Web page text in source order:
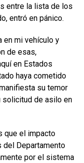
entre la lista de los
entró en pánico.
en mi vehículo y
de esas,
en Estados
haya cometido
su temor
solicitud de asilo en
que el impacto
del Departamento
por el sistema